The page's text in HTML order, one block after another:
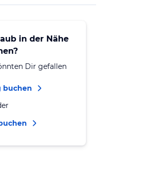
in der Nähe
Dir gefallen
buchen